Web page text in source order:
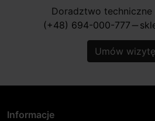
Doradztwo
(+48) 694-000-777 horizontal_rule
Umów wizytę
Informacje